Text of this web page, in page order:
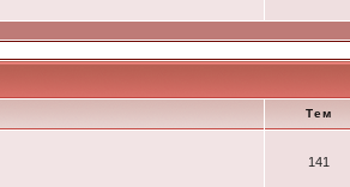
Тем
141